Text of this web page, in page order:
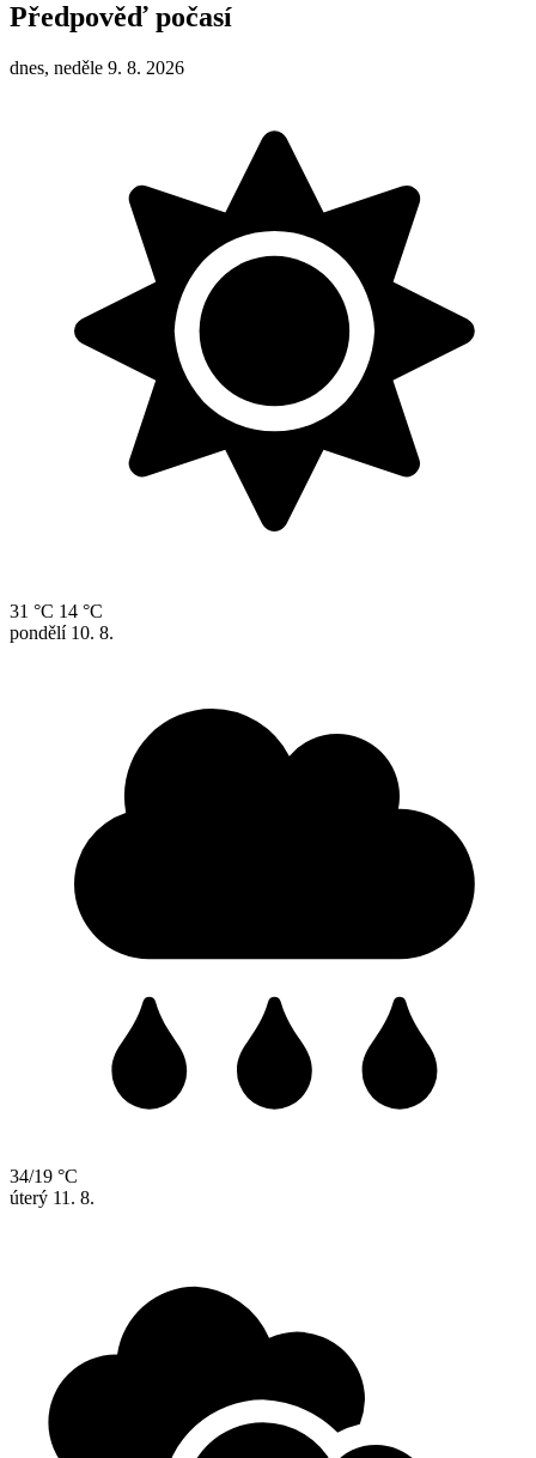
Předpověď počasí
dnes, neděle 9. 8. 2026
31 °C 14 °C
pondělí 10. 8.
34/19 °C
úterý 11. 8.